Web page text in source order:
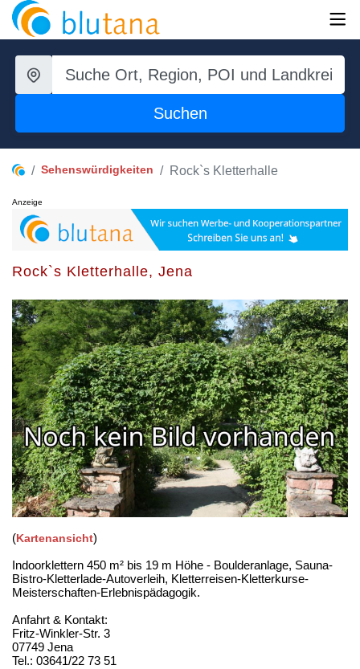
Suchen
Sehenswürdigkeiten Rock`s Kletterhalle
Anzeige
Rock`s Kletterhalle, Jena
(Kartenansicht)
Indoorklettern 450 m² bis 19 m Höhe - Boulderanlage, Sauna-
Bistro-Kletterlade-Autoverleih, Kletterreisen-Kletterkurse-
Meisterschaften-Erlebnispädagogik.
Anfahrt & Kontakt:
Fritz-Winkler-Str. 3
07749 Jena
Tel.: 03641/22 73 51